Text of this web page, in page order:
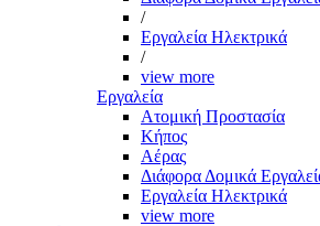
/
Εργαλεία Ηλεκτρικά
/
view more
Εργαλεία
Aτομική Προστασία
Kήπος
Αέρας
Διάφορα Δομικά
Εργαλεία Ηλεκτρικά
view more